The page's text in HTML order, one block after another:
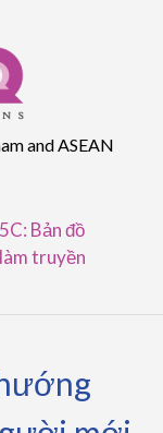
and ASEAN
Bản đồ
truyền